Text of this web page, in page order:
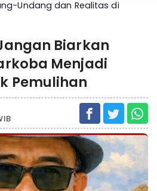
Undang dan Realitas di
Biarkan
Menjadi
Pemulihan